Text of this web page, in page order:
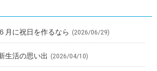
月に祝日を作るなら (2026/06/29)
生活の思い出 (2026/04/10)